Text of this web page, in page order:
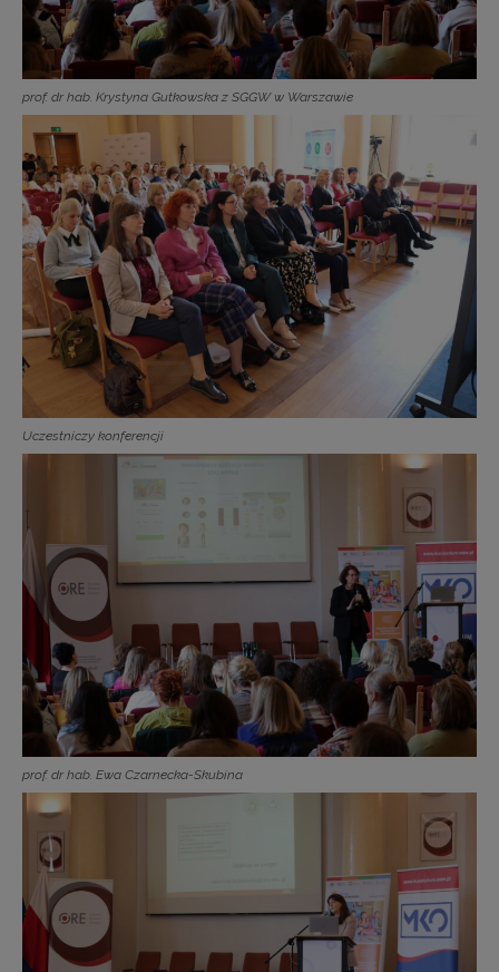
prof. dr hab. Krystyna Gutkowska z SGGW w Warszawie
Uczestniczy konferencji
prof. dr hab. Ewa Czarnecka-Skubina